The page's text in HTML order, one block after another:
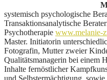
systemisch psychologische
Transaktionsanalytische
Psychotherapie www.melanie-
Master. Initiatorin
Fotografin, Mutter zweier
Qualitätsmanagerin bei einem
Inhalte fernöstlicher
und Selbstermächtigung,